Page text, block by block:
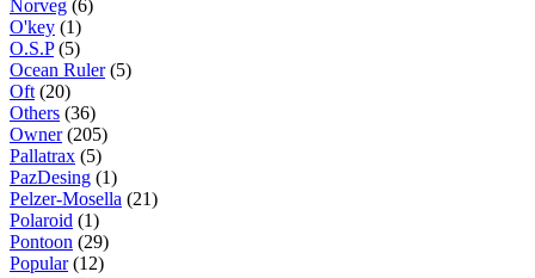
Norveg (6)
O'key (1)
O.S.P(5)
Ocean Ruler(5)
Oft (20)
Others (36)
Owner(205)
Pallatrax (5)
PazDesing (1)
Pelzer-Mosella (21)
Polaroid (1)
Pontoon (29)
Popular(12)